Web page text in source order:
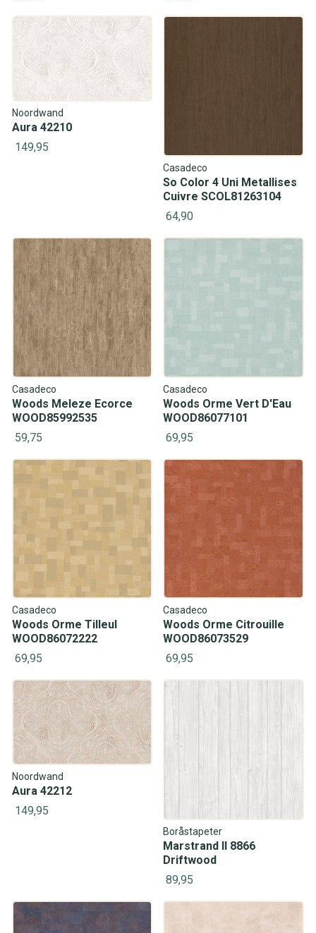
Noordwand
Aura 42210
149,95
Casadeco
So Color 4 Uni Metallises
Cuivre SCOL81263104
64,90
Casadeco
Woods Meleze Ecorce
WOOD85992535
59,75
Casadeco
Woods Orme Vert D'Eau
WOOD86077101
69,95
Casadeco
Woods Orme Tilleul
WOOD86072222
69,95
Casadeco
Woods Orme Citrouille
WOOD86073529
69,95
Noordwand
Aura 42212
149,95
Boråstapeter
Marstrand II 8866
Driftwood
89,95